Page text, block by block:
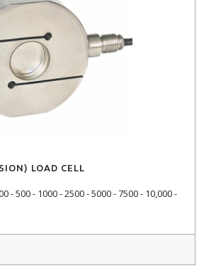
LOAD CELL
- 500 - 1000 - 2500 - 5000 - 7500 - 10,000 -